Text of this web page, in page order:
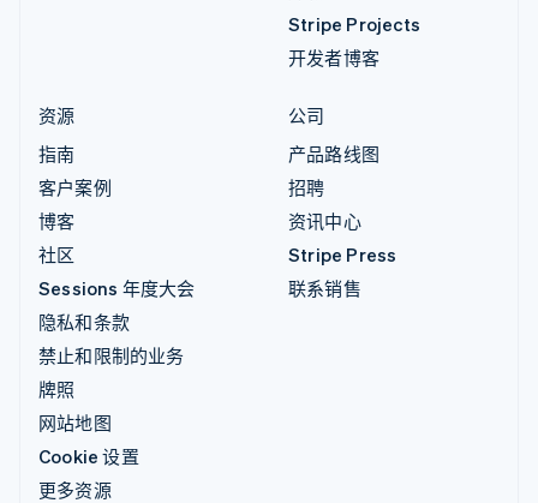
Stripe Projects
开发者博客
资源
指南
客户案例
博客
社区
Sessions 年度大会
隐私和条款
禁止和限制的业务
牌照
网站地图
Cookie 设置
更多资源
公司
产品路线图
招聘
资讯中心
Stripe Press
联系销售